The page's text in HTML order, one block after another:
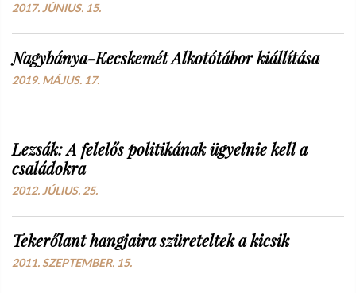
2017. JÚNIUS. 15.
Nagybánya-Kecskemét Alkotótábor kiállítása
2019. MÁJUS. 17.
Lezsák: A felelős politikának ügyelnie kell a
családokra
2012. JÚLIUS. 25.
Tekerőlant hangjaira szüreteltek a kicsik
2011. SZEPTEMBER. 15.